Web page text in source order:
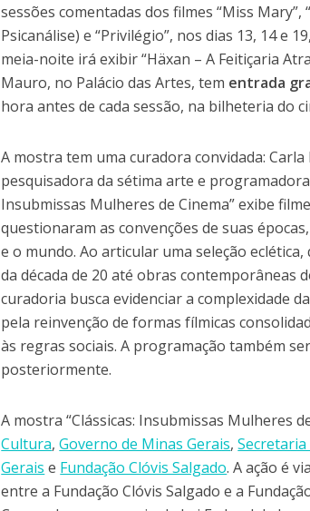
sessões comentadas dos filmes “Miss
Psicanálise) e “Privilégio”, nos dias 13, 14 e
meia-noite irá exibir “Häxan – A Feitiçaria
Mauro, no Palácio das Artes, tem entrada
hora antes de cada sessão, na bilheteria do
A mostra tem uma curadora convidada:
pesquisadora da sétima arte e
Insubmissas Mulheres de Cinema” exibe
questionaram as convenções de suas
e o mundo. Ao articular uma seleção
da década de 20 até obras contemporâneas
curadoria busca evidenciar a complexidade
pela reinvenção de formas fílmicas
às regras sociais. A programação também
posteriormente.
A mostra “Clássicas: Insubmissas Mulheres
Cultura, Governo de Minas Gerais,
Gerais e Fundação Clóvis Salgado. A ação é
entre a Fundação Clóvis Salgado e a